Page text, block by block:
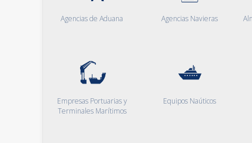
Agencias de Aduana Agencias Navieras
Empresas Portuarias y
Terminales Marítimos
Equipos Naúticos